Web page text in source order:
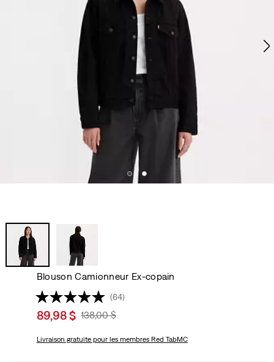
Blouson Camionneur Ex-copain
(64)
Sale
is
89,98 $ Original
Was
138,00 $
Livraison gratuitepour les membres Red TabMC